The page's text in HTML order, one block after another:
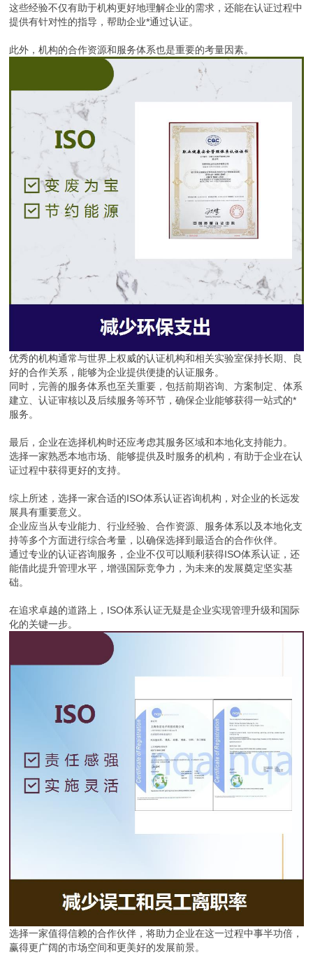
这些经验不仅有助于机构更好地理解企业的需求，还能在认证过程中
提供有针对性的指导，帮助企业*通过认证。
此外，机构的合作资源和服务体系也是重要的考量因素。
优秀的机构通常与世界上权威的认证机构和相关实验室保持长期、良
好的合作关系，能够为企业提供便捷的认证服务。
同时，完善的服务体系也至关重要，包括前期咨询、方案制定、体系
建立、认证审核以及后续服务等环节，确保企业能够获得一站式的*
服务。
最后，企业在选择机构时还应考虑其服务区域和本地化支持能力。
选择一家熟悉本地市场、能够提供及时服务的机构，有助于企业在认
证过程中获得更好的支持。
综上所述，选择一家合适的ISO体系认证咨询机构，对企业的长远发
展具有重要意义。
企业应当从专业能力、行业经验、合作资源、服务体系以及本地化支
持等多个方面进行综合考量，以确保选择到最适合的合作伙伴。
通过专业的认证咨询服务，企业不仅可以顺利获得ISO体系认证，还
能借此提升管理水平，增强国际竞争力，为未来的发展奠定坚实基
础。
在追求卓越的道路上，ISO体系认证无疑是企业实现管理升级和国际
化的关键一步。
选择一家值得信赖的合作伙伴，将助力企业在这一过程中事半功倍，
赢得更广阔的市场空间和更美好的发展前景。